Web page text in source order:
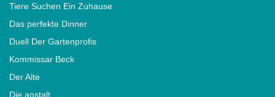
Tiere Suchen Ein Zuhause
Das perfekte Dinner
Duell Der Gartenprofis
Kommissar Beck
Der Alte
Die anstalt